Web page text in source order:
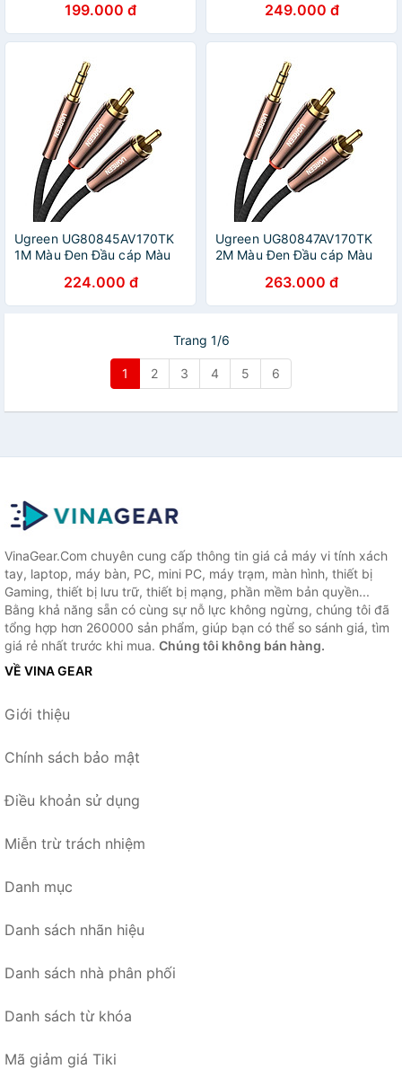
1.5M 100W PD màu đen
hàng chính hãng
199.000 đ
Hàng Chính Hãng
249.000 đ
Ugreen UG80845AV170TK
1M Màu Đen Đầu cáp Màu
thanh 3.5mm sang 2 cổng
RCA - HÀNG CHÍNH HÃNG
224.000 đ
Ugreen UG80847AV170TK
2M Màu Đen Đầu cáp Màu
thanh 3.5mm sang 2 cổng
RCA - HÀNG CHÍNH HÃNG
263.000 đ
Trang 1/6
1 2 3 4 5 6
VinaGear.Com chuyên cung cấp thông tin giá cả máy vi tính xách
tay, laptop, máy bàn, PC, mini PC, máy trạm, màn hình, thiết bị
Gaming, thiết bị lưu trữ, thiết bị mạng, phần mềm bản quyền...
Bằng khả năng sẵn có cùng sự nỗ lực không ngừng, chúng tôi đã
tổng hợp hơn 260000 sản phẩm, giúp bạn có thể so sánh giá, tìm
giá rẻ nhất trước khi mua. Chúng tôi không bán hàng.
VỀ VINA GEAR
Giới thiệu
Chính sách bảo mật
Điều khoản sử dụng
Miễn trừ trách nhiệm
Danh mục
Danh sách nhãn hiệu
Danh sách nhà phân phối
Danh sách từ khóa
Mã giảm giá Tiki